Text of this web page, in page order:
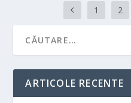
1 2
ARTICOLE RECENTE